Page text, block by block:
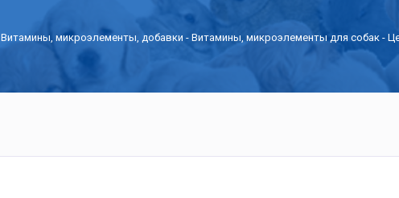
Витамины, микроэлементы, добавки - Витамины, микроэлементы для собак -